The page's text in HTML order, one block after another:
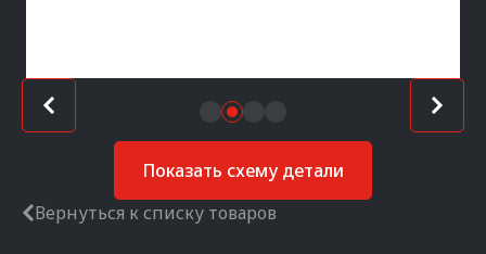
Показать схему детали
Вернуться к списку товаров